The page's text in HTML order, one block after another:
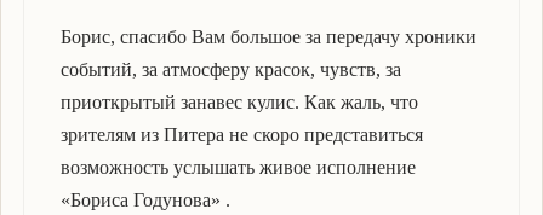
Борис, спасибо Вам большое за передачу хроники
событий, за атмосферу красок, чувств, за
приоткрытый занавес кулис. Как жаль, что
зрителям из Питера не скоро представиться
возможность услышать живое исполнение
«Бориса Годунова» .